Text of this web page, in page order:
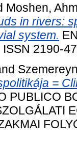
Moshen,
in rivers:
system.
2190-
=
PUBLICO